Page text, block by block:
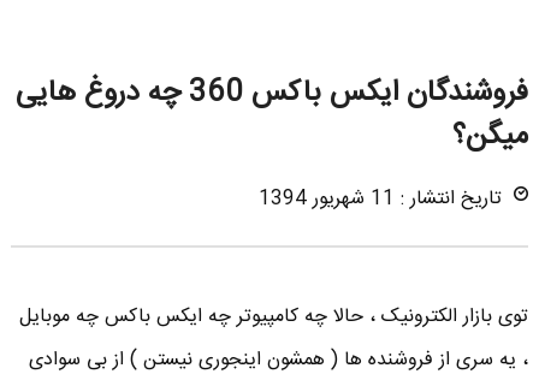
فروشندگان ایکس باکس 360 چه دروغ هایی
میگن؟
تاریخ انتشار : 11 شهریور 1394
توی بازار الکترونیک ، حالا چه کامپیوتر چه ایکس باکس چه موبایل
، یه سری از فروشنده ها ( همشون اینجوری نیستن ) از بی سوادی